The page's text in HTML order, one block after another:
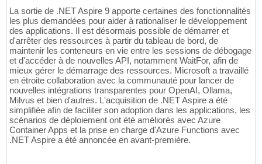
La sortie de .NET Aspire 9 apporte certaines des fonctionnalités
les plus demandées pour aider à rationaliser le développement
des applications. Il est désormais possible de démarrer et
d'arrêter des ressources à partir du tableau de bord, de
maintenir les conteneurs en vie entre les sessions de débogage
et d'accéder à de nouvelles API, notamment WaitFor, afin de
mieux gérer le démarrage des ressources. Microsoft a travaillé
en étroite collaboration avec la communauté pour lancer de
nouvelles intégrations transparentes pour OpenAI, Ollama,
Milvus et bien d'autres. L'acquisition de .NET Aspire a été
simplifiée afin de faciliter son adoption dans les applications, les
scénarios de déploiement ont été améliorés avec Azure
Container Apps et la prise en charge d'Azure Functions avec
.NET Aspire a été annoncée en avant-première.